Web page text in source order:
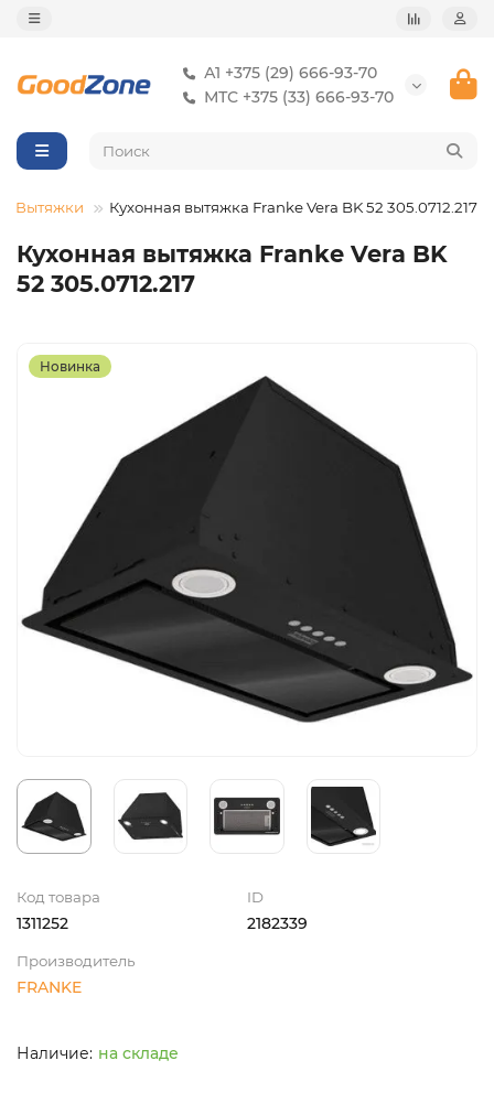
А1 +375 (29) 666-93-70
МТС +375 (33) 666-93-70
Вытяжки Кухонная вытяжка Franke Vera BK 52 305.0712.217
Кухонная вытяжка Franke Vera BK
52 305.0712.217
Новинка
Код товара
1311252
ID
2182339
Производитель
FRANKE
на складе